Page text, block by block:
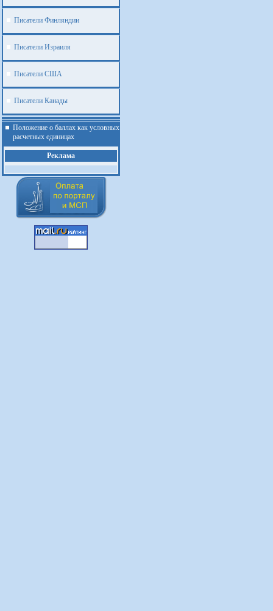
Писатели Финляндии
Писатели Израиля
Писатели США
Писатели Канады
Положение о баллах как условных
расчетных единицах
Реклама